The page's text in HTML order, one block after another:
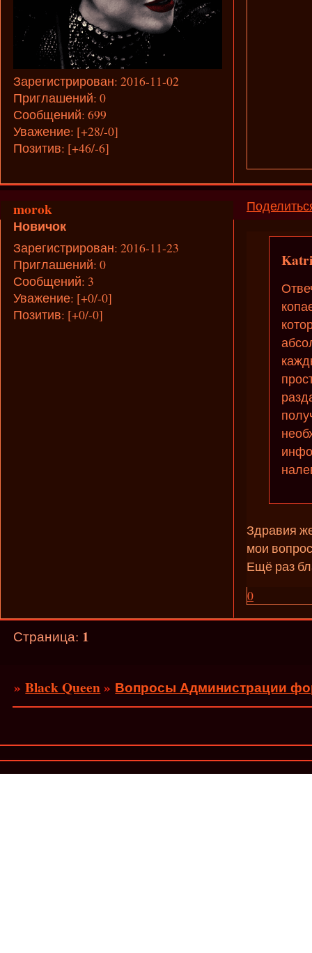
Зарегистрирован: 2016-11-02
Приглашений: 0
Сообщений: 699
Уважение: [+28/-0]
Позитив: [+46/-6]
morok
Новичок
Зарегистрирован: 2016-11-23
Приглашений: 0
Сообщений: 3
Уважение: [+0/-0]
Позитив: [+0/-0]
Здравия
мои
Ещё раз
0
Страница: 1
»Black Queen» Вопросы Администрации